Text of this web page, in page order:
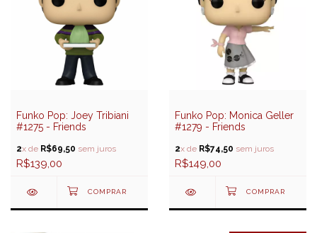
Funko Pop: Joey Tribiani
#1275 - Friends
2x de R$69,50 sem juros
R$139,00
Funko Pop: Monica Geller
#1279 - Friends
2x de R$74,50 sem juros
R$149,00